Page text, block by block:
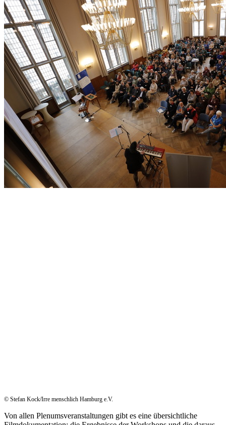
© Stefan Kock/Irre menschlich Hamburg e.V.
Von allen Plenumsveranstaltungen gibt es eine übersichtliche